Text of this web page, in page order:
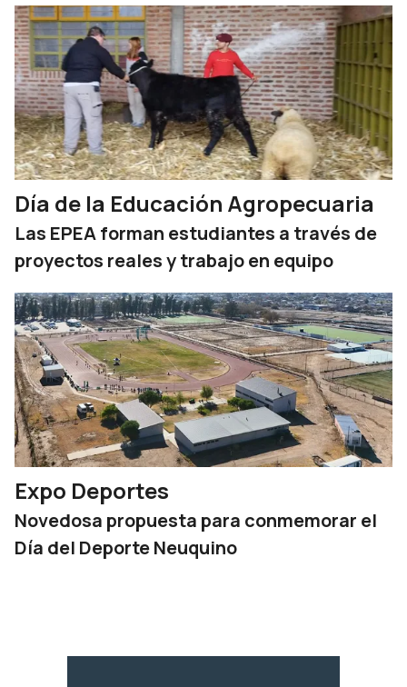
Día de la Educación Agropecuaria
Las EPEA forman estudiantes a través de
proyectos reales y trabajo en equipo
Expo Deportes
Novedosa propuesta para conmemorar el
Día del Deporte Neuquino